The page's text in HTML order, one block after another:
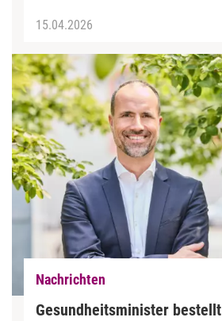
15.04.2026
Nachrichten
Gesundheitsminister bestellt